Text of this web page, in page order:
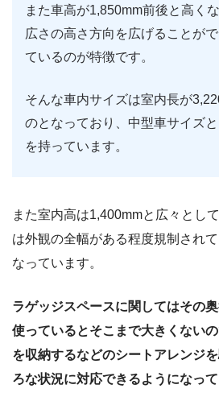
また車高が1,850mm前後と高く
広さの高さ方向を広げることが
ているのが特徴です。
そんな車内サイズは室内長が
のとなっており、中型車サイズ
を持っています。
また室内高は1,400mmと広々とし
は外観の全幅がある程度規制され
なっています。
ラゲッジスペースに関してはその
使っているとそこまで大きくない
を収納するなどのシートアレンジ
ろな状況に対応できるようになって